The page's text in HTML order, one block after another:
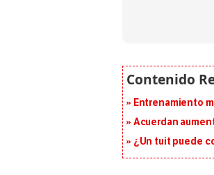
Entrenamiento
Acuerdan
¿Un tuit puede